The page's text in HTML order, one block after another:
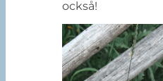
också!